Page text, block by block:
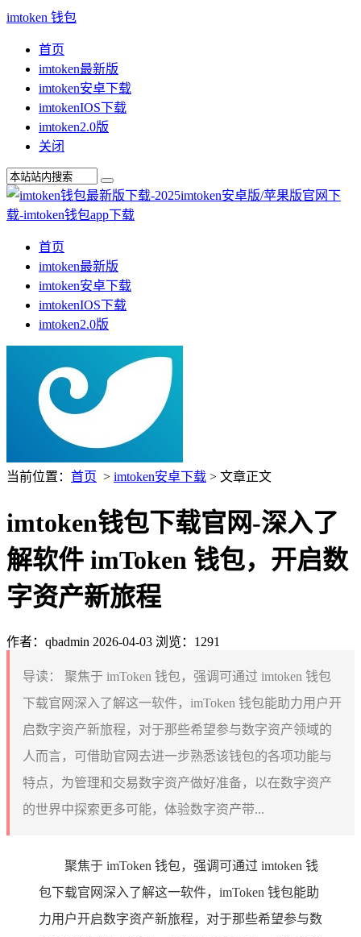
imtoken 钱包
首页
imtoken最新版
imtoken安卓下载
imtokenIOS下载
imtoken2.0版
关闭
首页
imtoken最新版
imtoken安卓下载
imtokenIOS下载
imtoken2.0版
当前位置： 首页 > imtoken安卓下载 > 文章正文
imtoken钱包下载官网-深入了
解软件 imToken 钱包，开启数
字资产新旅程
作者：qbadmin 2026-04-03 浏览：1291
导读：
聚焦于 imToken 钱包，强调可通过 imtoken 钱包
下载官网深入了解这一软件，imToken 钱包能助力用户开
启数字资产新旅程，对于那些希望参与数字资产领域的
人而言，可借助官网去进一步熟悉该钱包的各项功能与
特点，为管理和交易数字资产做好准备，以在数字资产
的世界中探索更多可能，体验数字资产带...
聚焦于 imToken 钱包，强调可通过 imtoken 钱
包下载官网深入了解这一软件，imToken 钱包能助
力用户开启数字资产新旅程，对于那些希望参与数